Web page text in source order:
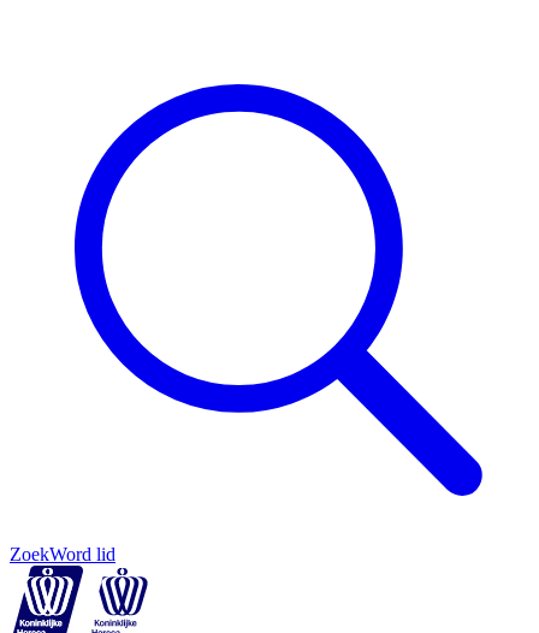
ZoekWord lid